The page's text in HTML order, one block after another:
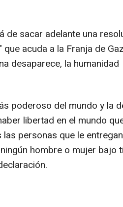
de sacar adelante una
acuda a la Franja de
desaparece, la humanidad
poderoso del mundo y la
libertad en el mundo
personas que le
hombre o mujer bajo